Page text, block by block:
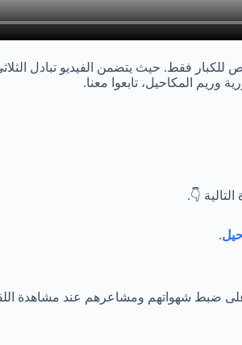
فقط. حيث يتضمن الفيديو تبادل
المكاحيل، تابعوا معنا.
👇.
.
ضبط شهواتهم ومشاعرهم عند مشاهدة